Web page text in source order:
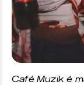
Café Muzik é